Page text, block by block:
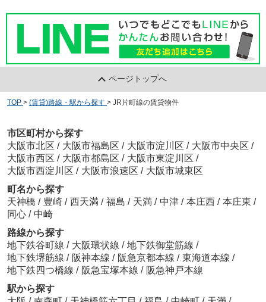
ページトップへ
TOP > (賃貸)路線・駅から探す > JR片町線の賃貸物件
市区町村から探す
大阪市北区 / 大阪市福島区 / 大阪市淀川区 / 大阪市中央区 /
大阪市西区 / 大阪市都島区 / 大阪市東淀川区 /
大阪市西淀川区 / 大阪市浪速区 / 大阪市城東区
町名から探す
天神橋 / 豊崎 / 西天満 / 福島 / 天満 / 中津 / 本庄西 / 本庄東 /
同心 / 中崎
路線から探す
地下鉄谷町線 / 大阪環状線 / 地下鉄御堂筋線 /
地下鉄堺筋線 / 阪神本線 / 阪急京都本線 / 東海道本線 /
地下鉄四つ橋線 / 阪急宝塚本線 / 阪急神戸本線
駅から探す